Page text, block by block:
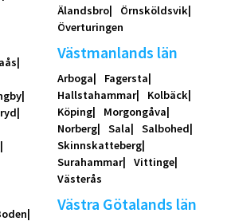
Älandsbro
Örnsköldsvik
Överturingen
Västmanlands län
Arboga
Fagersta
Hallstahammar
Kolbäck
Köping
Morgongåva
Norberg
Sala
Salbohed
Skinnskatteberg
Surahammar
Vittinge
Västerås
Västra Götalands län